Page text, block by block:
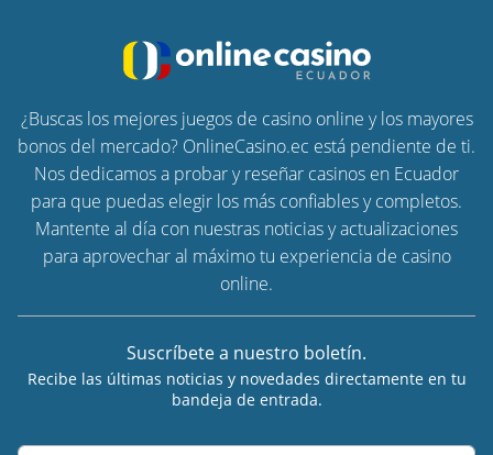
¿Buscas los mejores juegos de casino online y los mayores
bonos del mercado? OnlineCasino.ec está pendiente de ti.
Nos dedicamos a probar y reseñar casinos en Ecuador
para que puedas elegir los más confiables y completos.
Mantente al día con nuestras noticias y actualizaciones
para aprovechar al máximo tu experiencia de casino
online.
Suscríbete a nuestro boletín.
Recibe las últimas noticias y novedades directamente en tu
bandeja de entrada.